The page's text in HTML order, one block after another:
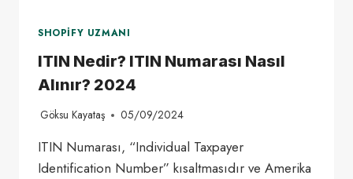
SHOPIFY UZMANI
ITIN Nedir? ITIN Numarası Nasıl
Alınır? 2024
Göksu Kayataş 05/09/2024
ITIN Numarası, “Individual Taxpayer
Identification Number” kısaltmasıdır ve Amerika